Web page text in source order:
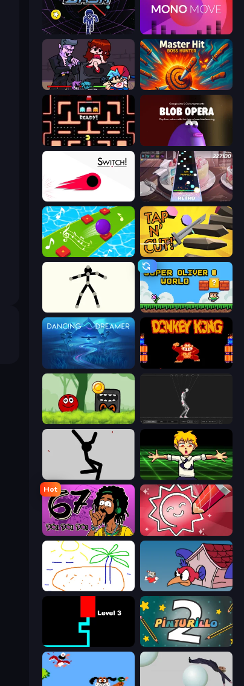
Electron Dash Mono Move
Friday Night Funkin' Master Hit: Boss Hunter
Pacman Blob Opera
Switch! Rhythm Capture
Color Music Hop Ball Games Tap 'n Cut
Stick Animator Super Oliver World
Dancing Dreamer Donkey Kong Returns
Ball Hero Adventure: Red Bounce Ball Skeleton Simulator
Chainsaw Dance
Hot
67 Doi Doi Draw Quiz
Skribbl.io Cuphead
Scary Maze Pinturillo 2